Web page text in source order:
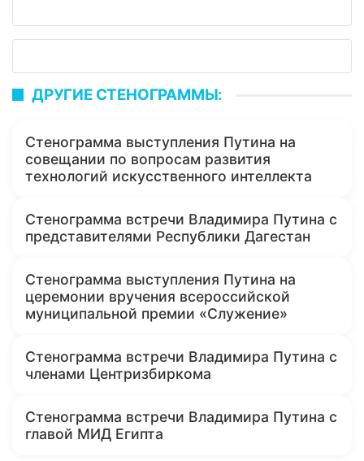
ДРУГИЕ СТЕНОГРАММЫ:
Стенограмма выступления Путина на
совещании по вопросам развития
технологий искусственного интеллекта
Стенограмма встречи Владимира Путина с
представителями Республики Дагестан
Стенограмма выступления Путина на
церемонии вручения всероссийской
муниципальной премии «Служение»
Стенограмма встречи Владимира Путина с
членами Центризбиркома
Стенограмма встречи Владимира Путина с
главой МИД Египта